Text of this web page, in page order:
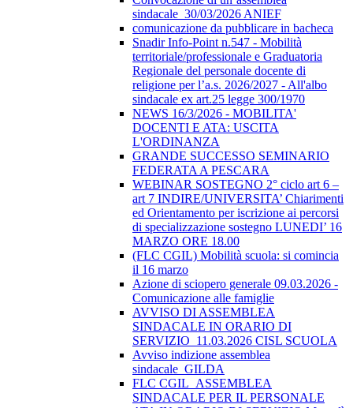
sindacale_30/03/2026 ANIEF
comunicazione da pubblicare in bacheca
Snadir Info-Point n.547 - Mobilità
territoriale/professionale e Graduatoria
Regionale del personale docente di
religione per l’a.s. 2026/2027 - All'albo
sindacale ex art.25 legge 300/1970
NEWS 16/3/2026 - MOBILITA'
DOCENTI E ATA: USCITA
L'ORDINANZA
GRANDE SUCCESSO SEMINARIO
FEDERATA A PESCARA
WEBINAR SOSTEGNO 2° ciclo art 6 –
art 7 INDIRE/UNIVERSITA’ Chiarimenti
ed Orientamento per iscrizione ai percorsi
di specializzazione sostegno LUNEDI’ 16
MARZO ORE 18.00
(FLC CGIL) Mobilità scuola: si comincia
il 16 marzo
Azione di sciopero generale 09.03.2026 -
Comunicazione alle famiglie
AVVISO DI ASSEMBLEA
SINDACALE IN ORARIO DI
SERVIZIO_11.03.2026 CISL SCUOLA
Avviso indizione assemblea
sindacale_GILDA
FLC CGIL_ASSEMBLEA
SINDACALE PER IL PERSONALE